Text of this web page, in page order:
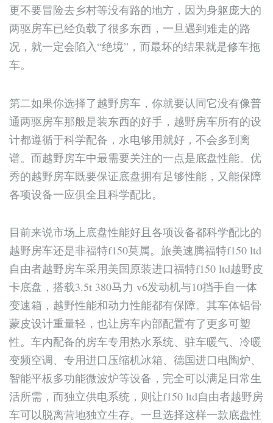
更不要冒险去乡村等没有路的地方，因为身躯庞大的
两驱房车已经负载了很多东西，一旦遇到难走的路
况，就一定会陷入“绝境”，而最坏的结果就是修车拖
车。
第二如果你选择了越野房车，你就要认同它没有像普
通两驱房车那般是装东西的好手，越野房车所有的设
计都遵循于科学配备，水电够用就好，不会多到离
谱。而越野房车中最需要关注的一点是底盘性能。优
秀的越野房车既要保证底盘拥有足够性能，又能保障
各项设备一应俱全且科学配比。
目前来说市场上底盘性能好且各项设备都科学配比的
越野房车还是非福特f150莫属。旅美速腾福特f150 ltd
自由者越野房车采用美国原装进口福特f150 ltd越野皮
卡底盘，搭载3.5t 380马力 v6发动机与10挡手自一体
变速箱，越野性能和动力性能都有保障。其车体铝骨
蒙皮设计重量轻，也让房车内部配置有了更多可塑
性。车内配备的房车专用热水系统、驻车暖气、冷暖
变频空调、专用进口压缩机冰箱、德国进口电陶炉、
智能平板多功能微波炉等设备，完全可以满足日常生
活所需，而独立供电系统，则让f150 ltd自由者越野房
车可以脱离营地独立生存。一旦选择这样一款底盘性